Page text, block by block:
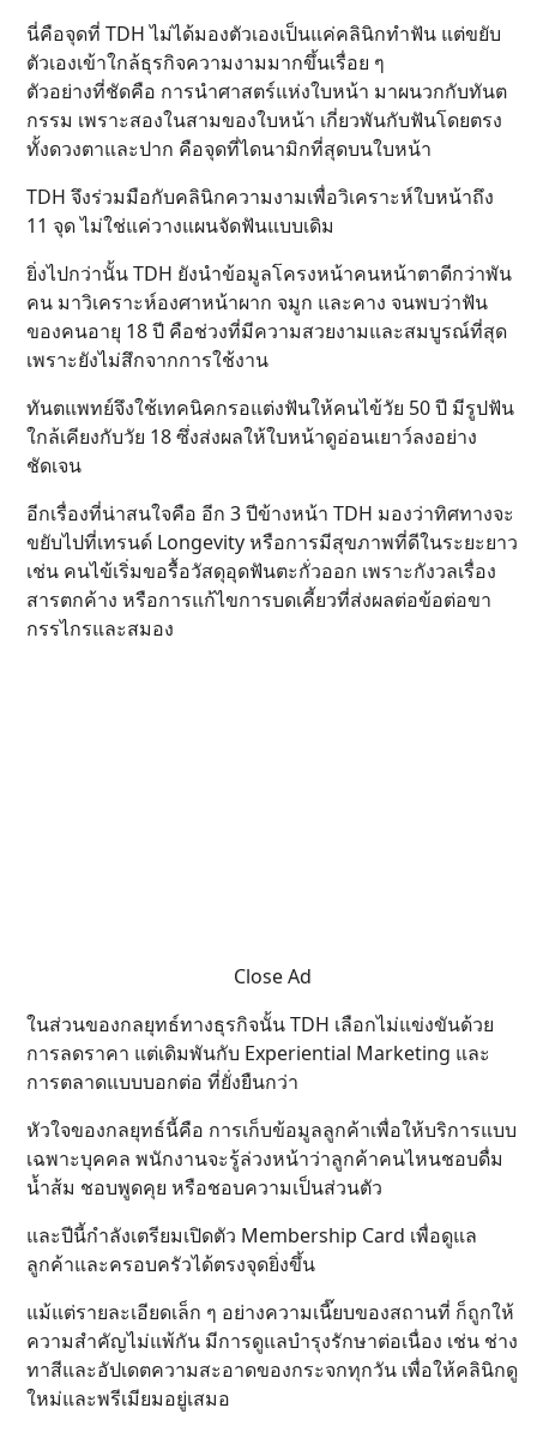
นี่คือจุดที่ TDH ไม่ได้มองตัวเองเป็นแค่คลินิกทำฟัน แต่ขยับ
ตัวเองเข้าใกล้ธุรกิจความงามมากขึ้นเรื่อย ๆ
ตัวอย่างที่ชัดคือ การนำศาสตร์แห่งใบหน้า มาผนวกกับทันต
กรรม เพราะสองในสามของใบหน้า เกี่ยวพันกับฟันโดยตรง
ทั้งดวงตาและปาก คือจุดที่ไดนามิกที่สุดบนใบหน้า
TDH จึงร่วมมือกับคลินิกความงามเพื่อวิเคราะห์ใบหน้าถึง
11 จุด ไม่ใช่แค่วางแผนจัดฟันแบบเดิม
ยิ่งไปกว่านั้น TDH ยังนำข้อมูลโครงหน้าคนหน้าตาดีกว่าพัน
คน มาวิเคราะห์องศาหน้าผาก จมูก และคาง จนพบว่าฟัน
ของคนอายุ 18 ปี คือช่วงที่มีความสวยงามและสมบูรณ์ที่สุด
เพราะยังไม่สึกจากการใช้งาน
ทันตแพทย์จึงใช้เทคนิคกรอแต่งฟันให้คนไข้วัย 50 ปี มีรูปฟัน
ใกล้เคียงกับวัย 18 ซึ่งส่งผลให้ใบหน้าดูอ่อนเยาว์ลงอย่าง
ชัดเจน
อีกเรื่องที่น่าสนใจคือ อีก 3 ปีข้างหน้า TDH มองว่าทิศทางจะ
ขยับไปที่เทรนด์ Longevity หรือการมีสุขภาพที่ดีในระยะยาว
เช่น คนไข้เริ่มขอรื้อวัสดุอุดฟันตะกั่วออก เพราะกังวลเรื่อง
สารตกค้าง หรือการแก้ไขการบดเคี้ยวที่ส่งผลต่อข้อต่อขา
กรรไกรและสมอง
Close Ad
ในส่วนของกลยุทธ์ทางธุรกิจนั้น TDH เลือกไม่แข่งขันด้วย
การลดราคา แต่เดิมพันกับ Experiential Marketing และ
การตลาดแบบบอกต่อ ที่ยั่งยืนกว่า
หัวใจของกลยุทธ์นี้คือ การเก็บข้อมูลลูกค้าเพื่อให้บริการแบบ
เฉพาะบุคคล พนักงานจะรู้ล่วงหน้าว่าลูกค้าคนไหนชอบดื่ม
น้ำส้ม ชอบพูดคุย หรือชอบความเป็นส่วนตัว
และปีนี้กำลังเตรียมเปิดตัว Membership Card เพื่อดูแล
ลูกค้าและครอบครัวได้ตรงจุดยิ่งขึ้น
แม้แต่รายละเอียดเล็ก ๆ อย่างความเนี๊ยบของสถานที่ ก็ถูกให้
ความสำคัญไม่แพ้กัน มีการดูแลบำรุงรักษาต่อเนื่อง เช่น ช่าง
ทาสีและอัปเดตความสะอาดของกระจกทุกวัน เพื่อให้คลินิกดู
ใหม่และพรีเมียมอยู่เสมอ